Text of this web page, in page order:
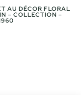
AU DÉCOR FLORAL
– COLLECTION –